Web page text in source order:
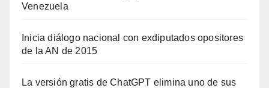
Venezuela
Inicia diálogo nacional con exdiputados opositores
de la AN de 2015
La versión gratis de ChatGPT elimina uno de sus